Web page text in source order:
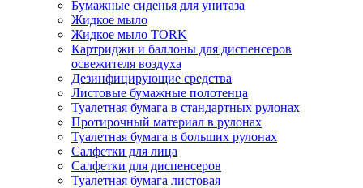
Бумажные сиденья для унитаза
Жидкое мыло
Жидкое мыло TORK
Картриджи и баллоны для диспенсеров
освежителя воздуха
Дезинфицирующие средства
Листовые бумажные полотенца
Туалетная бумага в стандартных рулонах
Протирочный материал в рулонах
Туалетная бумага в больших рулонах
Салфетки для лица
Салфетки для диспенсеров
Туалетная бумага листовая